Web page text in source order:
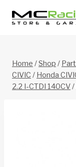
Home /Shop /
CIVIC / Honda
2.2 I-CTDI 140CV/